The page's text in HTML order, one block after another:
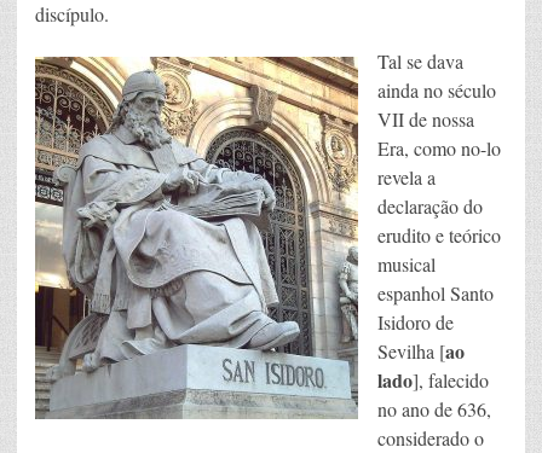
discípulo.
Tal se dava
ainda no século
VII de nossa
Era, como no-lo
revela a
declaração do
erudito e teórico
musical
espanhol Santo
Isidoro de
Sevilha [ao
lado], falecido
no ano de 636,
considerado o